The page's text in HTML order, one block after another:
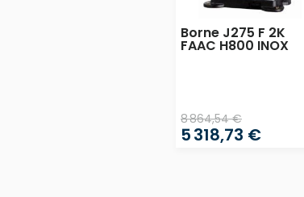
Borne J275 F 2K
FAAC H800 INOX
8 864,54 €
5 318,73 €